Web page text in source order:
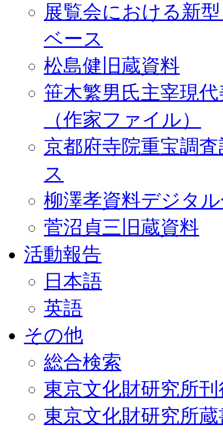
展覧会における新
ベース
松島健旧蔵資料
笹木繁男氏主宰現
（作家ファイル）
京都府寺院重宝調
ス
柳澤孝資料デジタ
菅沼貞三旧蔵資料
活動報告
日本語
英語
その他
総合検索
東京文化財研究所
東京文化財研究所